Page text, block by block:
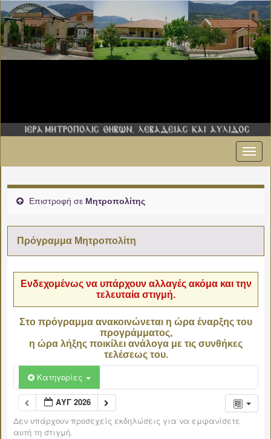
Επιστροφή σε Μητροπολίτης
Πρόγραμμα Μητροπολίτη
Ενδεχομένως να υπάρχουν αλλαγές ακόμα και την
τελευταία στιγμή.
Στο πρόγραμμα ανακοινώνεται η ώρα έναρξης του
προγράμματος,
η ώρα λήξης ποικίλει ανάλογα με τις συνθήκες
τελέσεως του.
Κατηγορίες
ΑΥΓ 2026
Δεν υπάρχουν προσεχείς εκδηλώσεις για να εμφανίσετε
αυτή τη στιγμή.